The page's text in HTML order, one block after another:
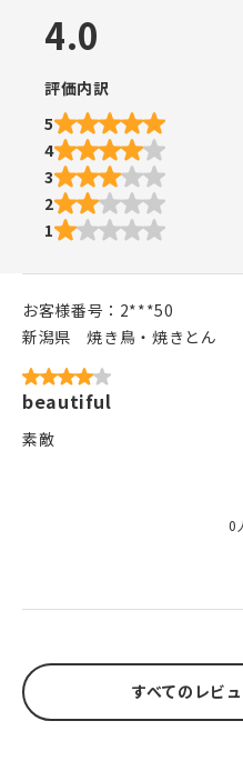
4.0
評価内訳
5
4
3
2
1
お客様番号： 2***50
新潟県
焼き鳥・焼きとん
beautiful
素敵
0
すべてのレビ